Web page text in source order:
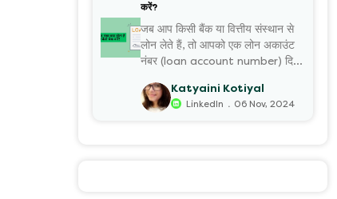
करें?
जब आप किसी बैंक या वित्तीय संस्थान से
लोन लेते हैं, तो आपको एक लोन अकाउंट
नंबर (loan account number) दिया
Katyaini Kotiyal
LinkedIn . 06 Nov, 2024